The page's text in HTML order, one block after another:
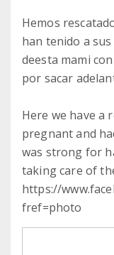
Hemos
han tenido a
deesta mami
por sacar
Here we have a
pregnant and
was strong for
taking care of
https://
fref=photo